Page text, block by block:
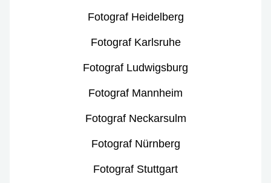
Fotograf Heidelberg
Fotograf Karlsruhe
Fotograf Ludwigsburg
Fotograf Mannheim
Fotograf Neckarsulm
Fotograf Nürnberg
Fotograf Stuttgart